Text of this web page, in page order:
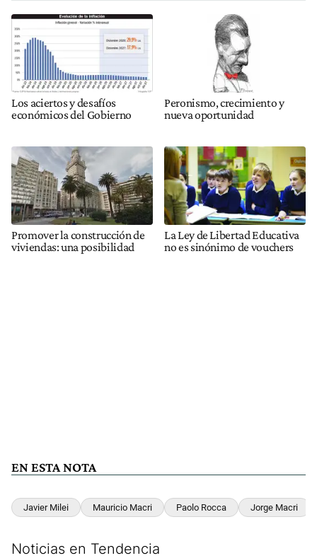
Los aciertos y desafíos
económicos del Gobierno
Peronismo, crecimiento y
nueva oportunidad
Promover la construcción de
viviendas: una posibilidad
La Ley de Libertad Educativa
no es sinónimo de vouchers
EN ESTA NOTA
Javier Milei Mauricio Macri Paolo Rocca Jorge Macri
Noticias en Tendencia